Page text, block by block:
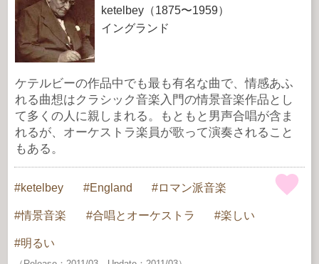
ketelbey（1875〜1959）
イングランド
ケテルビーの作品中でも最も有名な曲で、情感あふ
れる曲想はクラシック音楽入門の情景音楽作品とし
て多くの人に親しまれる。もともと男声合唱が含ま
れるが、オーケストラ楽員が歌って演奏されること
もある。
ketelbey England ロマン派音楽
情景音楽 合唱とオーケストラ 楽しい
明るい